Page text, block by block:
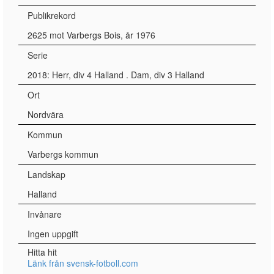
Publikrekord
2625 mot Varbergs Bois, år 1976
Serie
2018: Herr, div 4 Halland . Dam, div 3 Halland
Ort
Nordvära
Kommun
Varbergs kommun
Landskap
Halland
Invånare
Ingen uppgift
Hitta hit
Länk från svensk-fotboll.com